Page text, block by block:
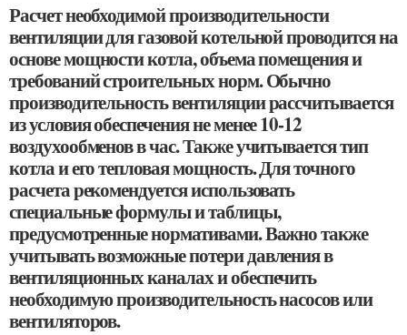
Расчет необходимой производительности
вентиляции для газовой котельной проводится на
основе мощности котла, объема помещения и
требований строительных норм. Обычно
производительность вентиляции рассчитывается
из условия обеспечения не менее 10-12
воздухообменов в час. Также учитывается тип
котла и его тепловая мощность. Для точного
расчета рекомендуется использовать
специальные формулы и таблицы,
предусмотренные нормативами. Важно также
учитывать возможные потери давления в
вентиляционных каналах и обеспечить
необходимую производительность насосов или
вентиляторов.